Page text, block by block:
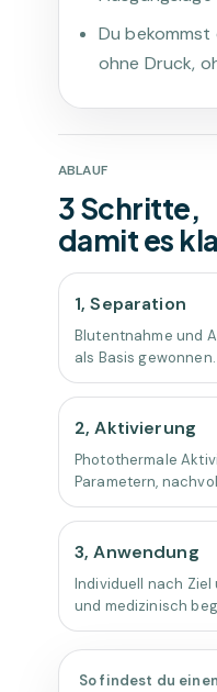
Du bekommst
ohne Druck,
ABLAUF
3 Schritte,
damit es
1, Separation
Blutentnahme und
als Basis gewonnen.
2, Aktivierung
Photothermale
Parametern,
3, Anwendung
Individuell nach
und medizinisch
So findest du